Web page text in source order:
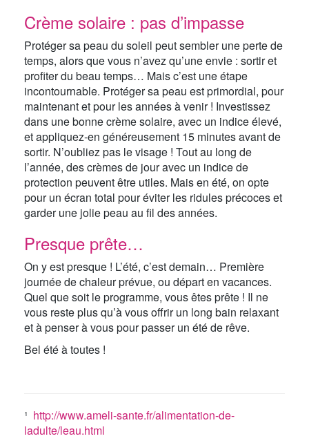
Crème solaire : pas d’impasse
Protéger sa peau du soleil peut sembler une perte de
temps, alors que vous n’avez qu’une envie : sortir et
profiter du beau temps… Mais c’est une étape
incontournable. Protéger sa peau est primordial, pour
maintenant et pour les années à venir ! Investissez
dans une bonne crème solaire, avec un indice élevé,
et appliquez-en généreusement 15 minutes avant de
sortir. N’oubliez pas le visage ! Tout au long de
l’année, des crèmes de jour avec un indice de
protection peuvent être utiles. Mais en été, on opte
pour un écran total pour éviter les ridules précoces et
garder une jolie peau au fil des années.
Presque prête…
On y est presque ! L’été, c’est demain… Première
journée de chaleur prévue, ou départ en vacances.
Quel que soit le programme, vous êtes prête ! Il ne
vous reste plus qu’à vous offrir un long bain relaxant
et à penser à vous pour passer un été de rêve.
Bel été à toutes !
¹ http://www.ameli-sante.fr/alimentation-de-
ladulte/leau.html